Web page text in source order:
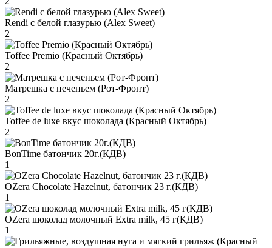
Rendi с белой глазурью (Alex Sweet)
2
Toffee Premio (Красный Октябрь)
2
Матрешка с печеньем (Рот-Фронт)
2
Toffee de luxe вкус шоколада (Красный Октябрь)
2
BonTime батончик 20г.(КДВ)
1
OZera Chocolate Hazelnut, батончик 23 г.(КДВ)
1
OZera шоколад молочный Extra milk, 45 г(КДВ)
1